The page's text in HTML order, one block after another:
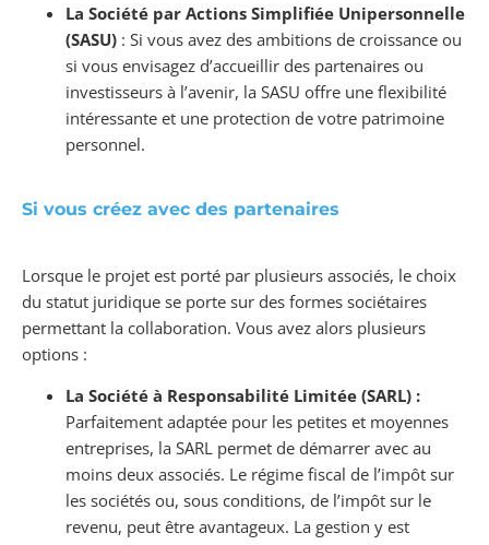
La Société par Actions Simplifiée Unipersonnelle
(SASU) : Si vous avez des ambitions de croissance ou
si vous envisagez d’accueillir des partenaires ou
investisseurs à l’avenir, la SASU offre une flexibilité
intéressante et une protection de votre patrimoine
personnel.
Si vous créez avec des partenaires
Lorsque le projet est porté par plusieurs associés, le choix
du statut juridique se porte sur des formes sociétaires
permettant la collaboration. Vous avez alors plusieurs
options :
La Société à Responsabilité Limitée (SARL) :
Parfaitement adaptée pour les petites et moyennes
entreprises, la SARL permet de démarrer avec au
moins deux associés. Le régime fiscal de l’impôt sur
les sociétés ou, sous conditions, de l’impôt sur le
revenu, peut être avantageux. La gestion y est